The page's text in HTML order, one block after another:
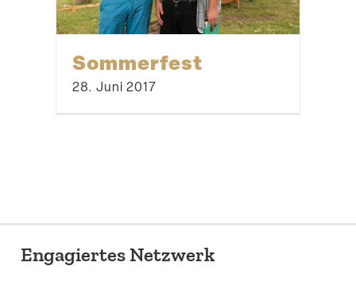
Sommerfest
28. Juni 2017
Engagiertes Netzwerk